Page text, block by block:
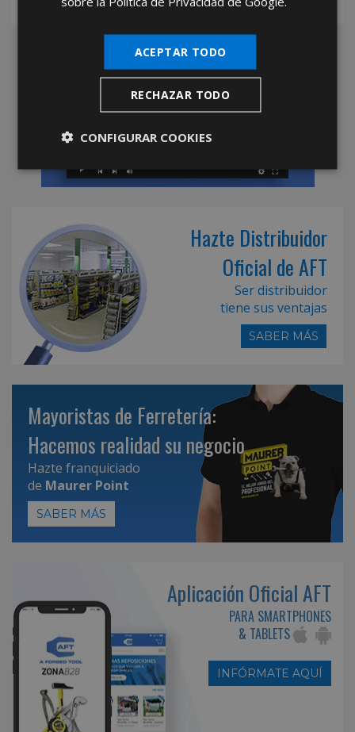
Hazte Distribuidor
Oficial de AFT
Ser distribuidor
tiene sus ventajas
SABER MÁS
Mayoristas de Ferretería:
Hacemos realidad su negocio
Hazte franquiciado
de Maurer Point
SABER MÁS
Aplicación Oficial AFT
PARA SMARTPHONES
& TABLETS
INFÓRMATE AQUÍ
ACEPTAR TODO
RECHAZAR TODO
CONFIGURAR COOKIES